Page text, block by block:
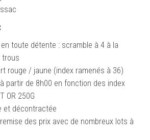
toute détente : scramble à 4 à la
trous
rouge / jaune (index ramenés à 36)
partir de 8h00 en fonction des index
OR 250G
et décontractée
des prix avec de nombreux lots à